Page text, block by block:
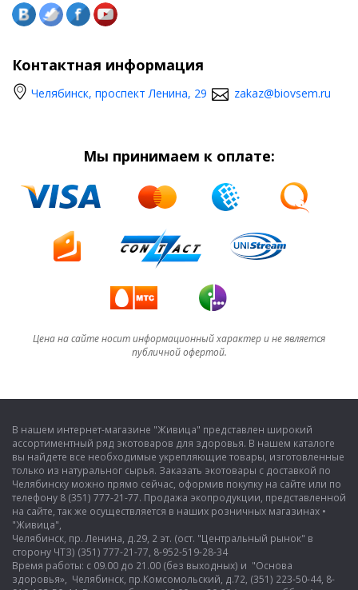
Контактная информация
Челябинск, проспект Ленина, 29 zakaz@biovsem.ru
Мы принимаем к оплате:
Цена на сайте носит информационный характер и не является
публичной офертой.
В нашем интернет-магазине "Живица" представлен широкий
ассортиментный ряд экотоваров для здоровья. В нашем каталоге
вы найдете все необходимые укрепляющие товары, изготовленные
только из натуральног сырья. Заказать экотовары с доставкой по
Челябинску можно прямо сейчас, оформив покупку на сайте или по
телефону 8 (351) 777-21-77. Продажа экопродукции, представленной
на сайте, так же осуществляется в наших розничных магазинах •
"Живица",
Челябинск, пр. Ленина, д.29, 2 эт. (ост. "Центральный рынок" в
сторону ЧТЗ) (351) 777-21-77, 8-952-519-28-34
Время работы: с 09.00 до 21.00 (без выходных) и "Основа
здоровья», Челябинск, пр.Комсомольский, д.72, (351) 223-50-44, 8-